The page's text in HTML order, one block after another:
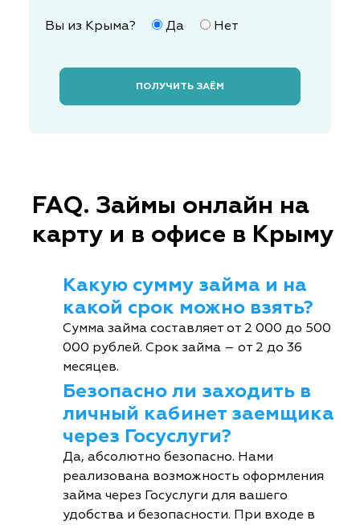
Вы из Крыма? Да Нет
ПОЛУЧИТЬ ЗАЁМ
FAQ. Займы онлайн на
карту и в офисе в Крыму
Какую сумму займа и на
какой срок можно взять?
Сумма займа составляет от 2 000 до 500
000 рублей. Срок займа – от 2 до 36
месяцев.
Безопасно ли заходить в
личный кабинет заемщика
через Госуслуги?
Да, абсолютно безопасно. Нами
реализована возможность оформления
займа через Госуслуги для вашего
удобства и безопасности. При входе в